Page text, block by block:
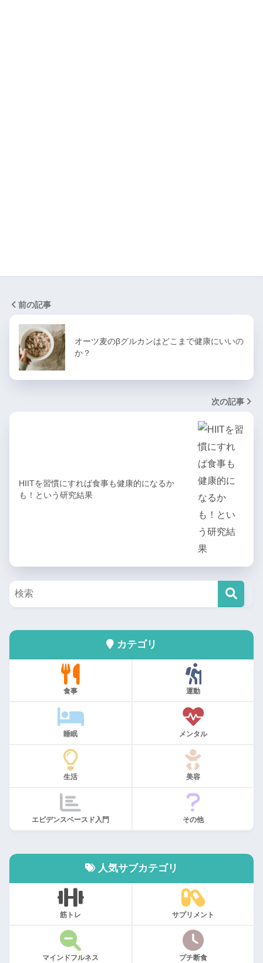
前の記事
オーツ麦のβグルカンはどこまで健康にいいの
か？
次の記事
HIITを習慣にすれば食事も健康的になるか
も！という研究結果
カテゴリ
食事 運動
睡眠 メンタル
生活 美容
エビデンスベースド入門 その他
人気サブカテゴリ
筋トレ サプリメント
マインドフルネス プチ断食